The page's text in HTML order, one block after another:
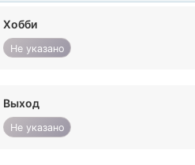
Хобби
Не указано
Выход
Не указано